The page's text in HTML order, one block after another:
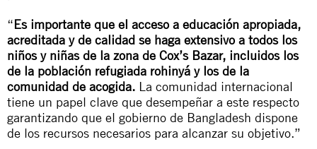
“Es importante que el acceso a educación apropiada,
acreditada y de calidad se haga extensivo a todos los
niños y niñas de la zona de Cox’s Bazar, incluidos los
de la población refugiada rohinyá y los de la
comunidad de acogida. La comunidad internacional
tiene un papel clave que desempeñar a este respecto
garantizando que el gobierno de Bangladesh dispone
de los recursos necesarios para alcanzar su objetivo.”